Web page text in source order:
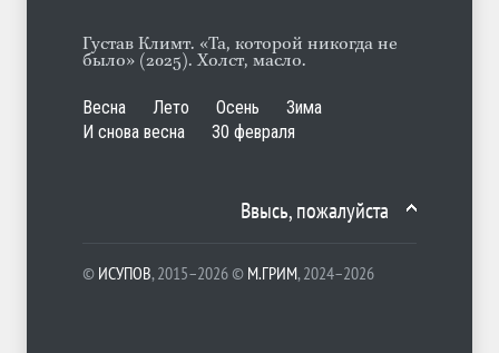
Густав Климт. «Та, которой никогда не
было» (2025). Холст, масло.
Весна Лето Осень
Зима
И снова весна
30 февраля
Ввысь, пожалуйста
© ИСУПОВ, 2015–2026 © М.ГРИМ, 2024–2026